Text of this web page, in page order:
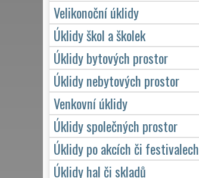
Velikonoční úklidy
Úklidy škol a školek
Úklidy bytových prostor
Úklidy nebytových prostor
Venkovní úklidy
Úklidy společných prostor
Úklidy po akcích či festivalech
Úklidy hal či skladů